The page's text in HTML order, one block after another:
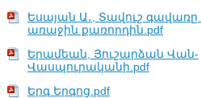
Եսայան Ա․, Տավուշ գավառը
առաջին քառորդին.pdf
Երամեան, Յուշարձան Վան-
Վասպուրականի.pdf
Երգ Երգոց.pdf